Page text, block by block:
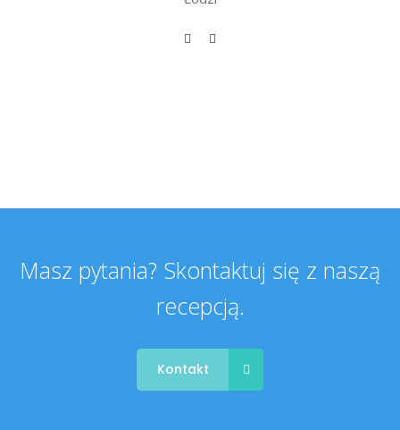
Masz pytania? Skontaktuj się z naszą
recepcją.
Kontakt